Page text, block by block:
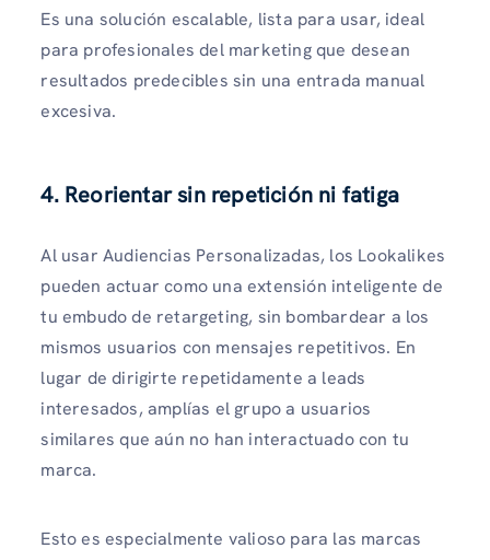
Es una solución escalable, lista para usar, ideal
para profesionales del marketing que desean
resultados predecibles sin una entrada manual
excesiva.
4. Reorientar sin repetición ni fatiga
Al usar Audiencias Personalizadas, los Lookalikes
pueden actuar como una extensión inteligente de
tu embudo de retargeting, sin bombardear a los
mismos usuarios con mensajes repetitivos. En
lugar de dirigirte repetidamente a leads
interesados, amplías el grupo a usuarios
similares que aún no han interactuado con tu
marca.
Esto es especialmente valioso para las marcas